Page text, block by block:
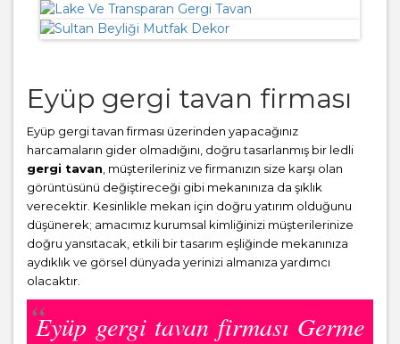
Eyüp gergi tavan firması
Eyüp gergi tavan firması üzerinden yapacağınız
harcamaların gider olmadığını, doğru tasarlanmış bir ledli
gergi tavan , müşterileriniz ve firmanızın size karşı olan
görüntüsünü değiştireceği gibi mekanınıza da şıklık
verecektir. Kesinlikle mekan için doğru yatırım olduğunu
düşünerek; amacımız kurumsal kimliğinizi müşterilerinize
doğru yansıtacak, etkili bir tasarım eşliğinde mekanınıza
aydıklık ve görsel dünyada yerinizi almanıza yardımcı
olacaktır.
Eyüp gergi tavan firması Germe